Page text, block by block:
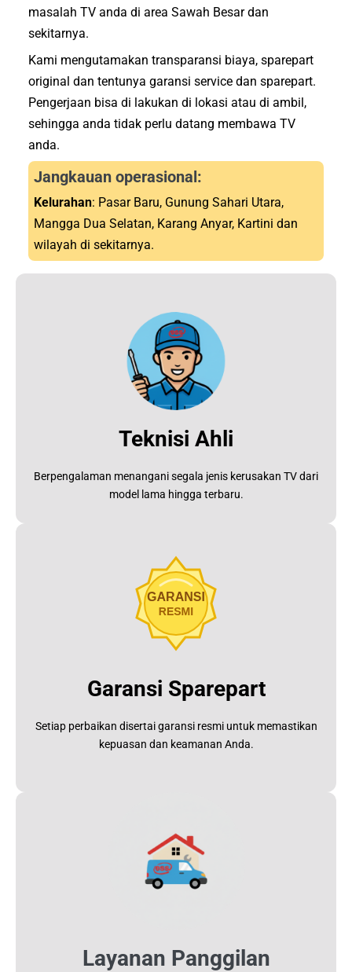
masalah TV anda di area Sawah Besar dan
sekitarnya.
Kami mengutamakan transparansi biaya, sparepart
original dan tentunya garansi service dan sparepart.
Pengerjaan bisa di lakukan di lokasi atau di ambil,
sehingga anda tidak perlu datang membawa TV
anda.
Jangkauan operasional:
Kelurahan: Pasar Baru, Gunung Sahari Utara,
Mangga Dua Selatan, Karang Anyar, Kartini dan
wilayah di sekitarnya.
Teknisi Ahli
Berpengalaman menangani segala jenis kerusakan TV dari
model lama hingga terbaru.
Garansi Sparepart
Setiap perbaikan disertai garansi resmi untuk memastikan
kepuasan dan keamanan Anda.
Layanan Panggilan